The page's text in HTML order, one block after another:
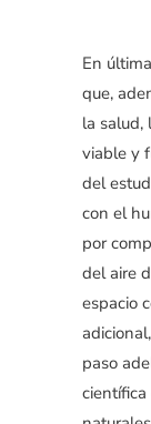
En
que,
la salud,
viable y
del
con el
por
del aire
espacio
paso